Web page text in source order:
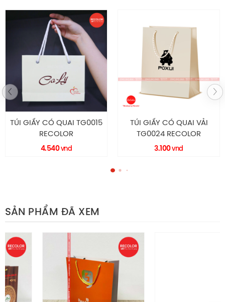
TÚI GIẤY CÓ QUAI VẢI
TG0024 RECOLOR
3.100vnd
TÚI GIẤY KRAFT CÓ QUAI
TG0014 RECOLOR
4.200vnd
SẢN PHẨM ĐÃ XEM